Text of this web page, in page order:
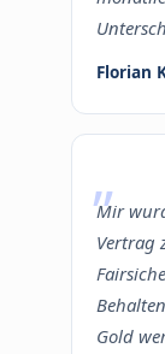
Florian
Mir
Vertrag
Gold